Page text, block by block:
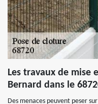
Les travaux de mise
Bernard dans le
Des menaces peuvent peser